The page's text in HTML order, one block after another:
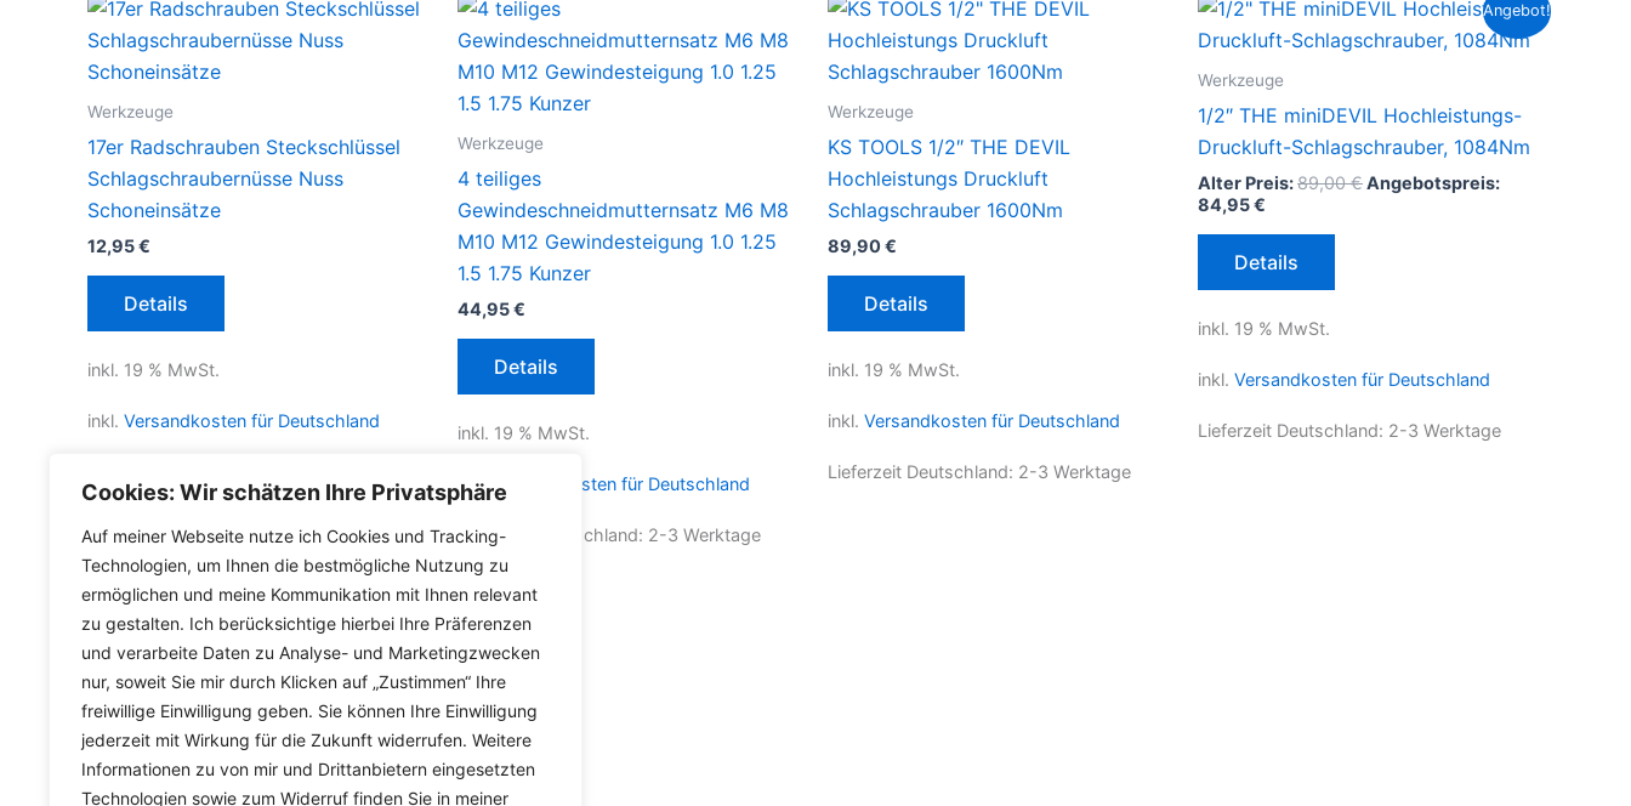
Cookies: Wir schätzen Ihre Privatsphäre
Auf meiner Webseite nutze ich Cookies und Tracking-
Technologien, um Ihnen die bestmögliche Nutzung zu
ermöglichen und meine Kommunikation mit Ihnen relevant
zu gestalten. Ich berücksichtige hierbei Ihre Präferenzen
und verarbeite Daten zu Analyse- und Marketingzwecken
nur, soweit Sie mir durch Klicken auf „Zustimmen“ Ihre
freiwillige Einwilligung geben. Sie können Ihre Einwilligung
jederzeit mit Wirkung für die Zukunft widerrufen. Weitere
Informationen zu von mir und Drittanbietern eingesetzten
Technologien sowie zum Widerruf finden Sie in meiner
Werkzeuge
17er Radschrauben Steckschlüssel
Schlagschraubernüsse Nuss
Schoneinsätze
12,95€
Details
inkl. 19 % MwSt.
inkl. Versandkosten für Deutschland
Werkzeuge
4 teiliges
Gewindeschneidmutternsatz M6 M8
M10 M12 Gewindesteigung 1.0 1.25
1.5 1.75 Kunzer
44,95€
Details
inkl. 19 % MwSt.
inkl.Versandkosten für Deutschland
Lieferzeit Deutschland: 2-3 Werktage
Werkzeuge
KS TOOLS 1/2″ THE DEVIL
Hochleistungs Druckluft
Schlagschrauber 1600Nm
89,90€
Details
inkl. 19 % MwSt.
inkl. Versandkosten für Deutschland
Lieferzeit Deutschland: 2-3 Werktage
Angebot!
Werkzeuge
1/2″ THE miniDEVIL Hochleistungs-
Druckluft-Schlagschrauber, 1084Nm
Alter Preis:89,00€ Ursprünglicher
Angebotspreis:
84,95€
84,95 €.
Details
inkl. 19 % MwSt.
inkl. Versandkosten für Deutschland
Lieferzeit Deutschland: 2-3 Werktage